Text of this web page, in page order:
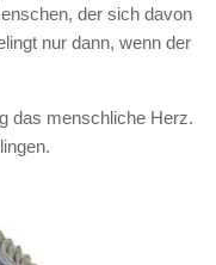
der sich davon
nur dann, wenn der
das menschliche Herz.